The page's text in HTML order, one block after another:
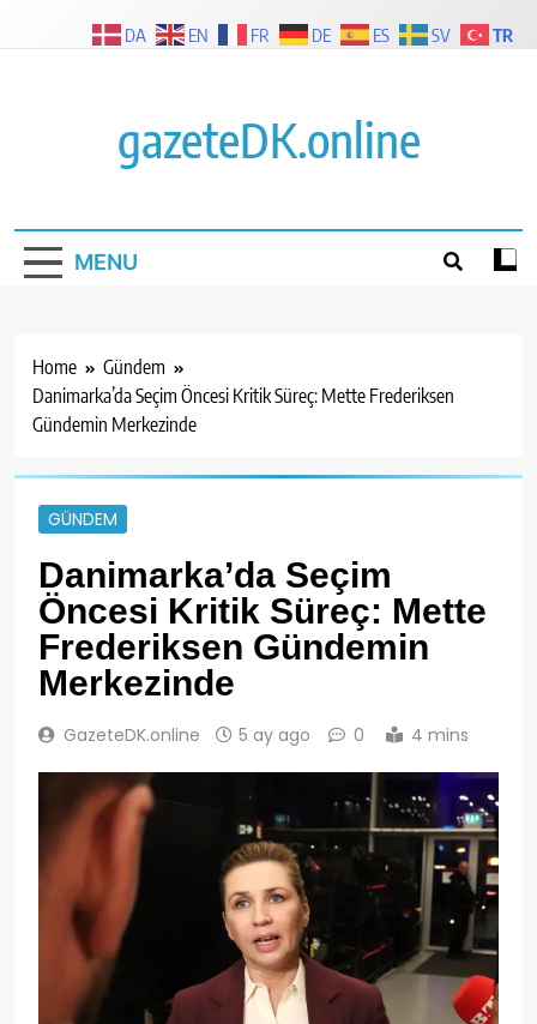
gazeteDK.online
MENU
Home
Gündem
Danimarka’da Seçim Öncesi Kritik Süreç: Mette Frederiksen
Gündemin Merkezinde
GÜNDEM
Danimarka’da Seçim
Öncesi Kritik Süreç: Mette
Frederiksen Gündemin
Merkezinde
GazeteDK.online 5 ay ago 0 4 mins
DA EN FR DE ES SV TR